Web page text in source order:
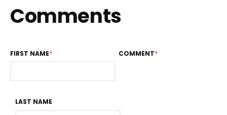
Comments
FIRST NAME*
LAST NAME
COMMENT*